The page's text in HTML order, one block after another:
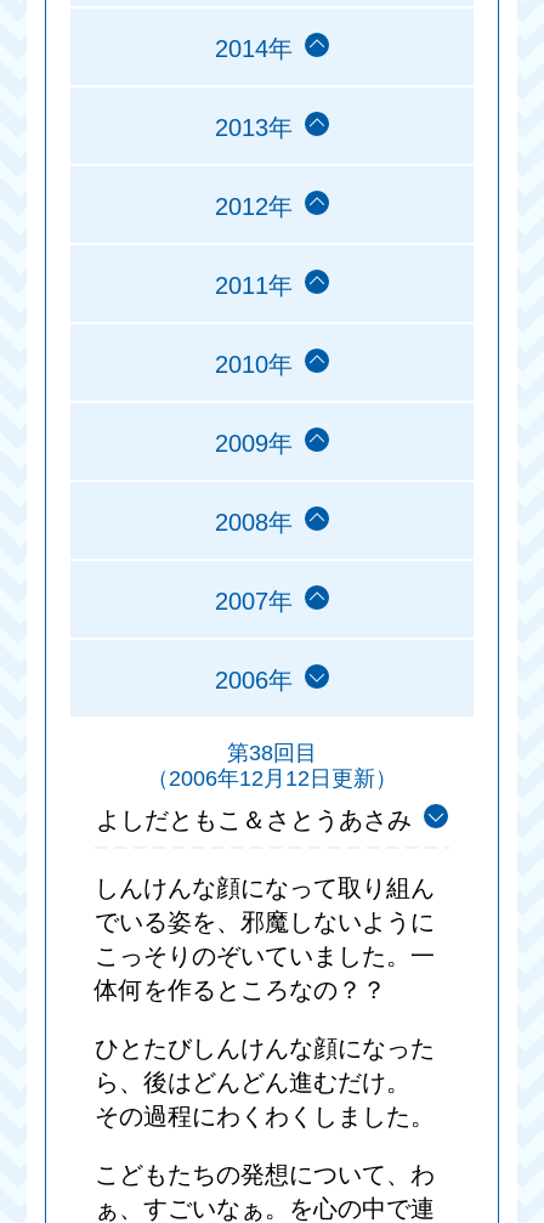
2014年
2013年
2012年
2011年
2010年
2009年
2008年
2007年
2006年
第38回目
（2006年12月12日更新）
よしだともこ＆さとうあさみ
しんけんな顔になって取り組ん
でいる姿を、邪魔しないように
こっそりのぞいていました。一
体何を作るところなの？？
ひとたびしんけんな顔になった
ら、後はどんどん進むだけ。
その過程にわくわくしました。
こどもたちの発想について、わ
ぁ、すごいなぁ。を心の中で連